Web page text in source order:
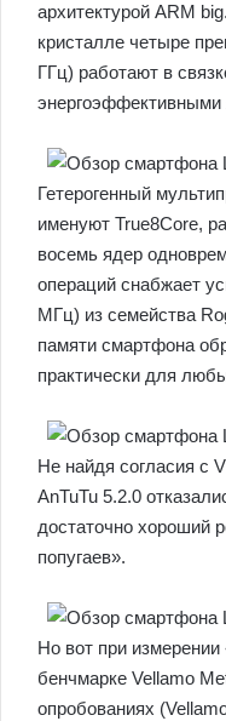
архитектурой ARM
кристалле четыре
ГГц) работают в
Гетерогенный
именуют True8Core,
восемь ядер
операций снабжает
МГц) из семейства
памяти смартфона
практически для
Не найдя согласия с
AnTuTu 5.2.0
достаточно хороший
попугаев».
Но вот при
бенчмарке Vellamo
опробованиях